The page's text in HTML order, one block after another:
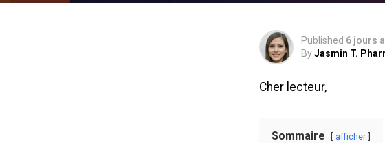
Published 6 jours
ByJasmin T.
Cher lecteur,
Sommaire afficher